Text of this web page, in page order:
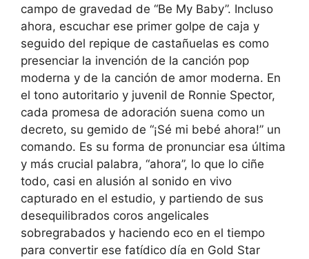
campo de gravedad de “Be My Baby”. Incluso
ahora, escuchar ese primer golpe de caja y
seguido del repique de castañuelas es como
presenciar la invención de la canción pop
moderna y de la canción de amor moderna. En
el tono autoritario y juvenil de Ronnie Spector,
cada promesa de adoración suena como un
decreto, su gemido de “¡Sé mi bebé ahora!” un
comando. Es su forma de pronunciar esa última
y más crucial palabra, “ahora”, lo que lo ciñe
todo, casi en alusión al sonido en vivo
capturado en el estudio, y partiendo de sus
desequilibrados coros angelicales
sobregrabados y haciendo eco en el tiempo
para convertir ese fatídico día en Gold Star